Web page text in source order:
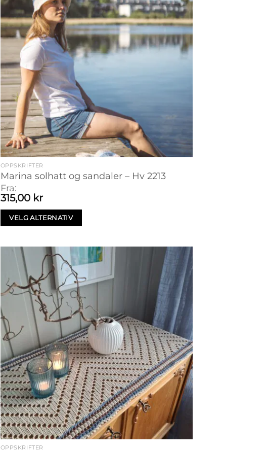
OPPSKRIFTER
Marina solhatt og sandaler – Hv 2213
Fra:
315,00 kr
VELG ALTERNATIV
OPPSKRIFTER